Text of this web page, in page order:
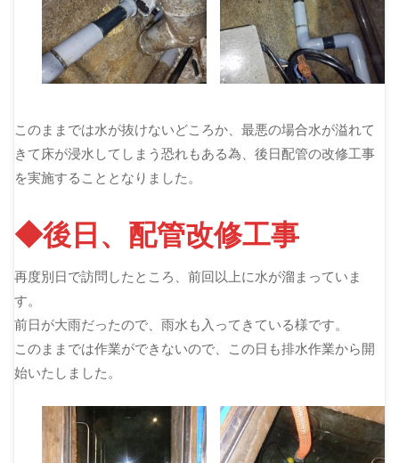
このままでは水が抜けないどころか、最悪の場合水が溢れて
きて床が浸水してしまう恐れもある為、後日配管の改修工事
を実施することとなりました。
◆後日、配管改修工事
再度別日で訪問したところ、前回以上に水が溜まっていま
す。
前日が大雨だったので、雨水も入ってきている様です。
このままでは作業ができないので、この日も排水作業から開
始いたしました。